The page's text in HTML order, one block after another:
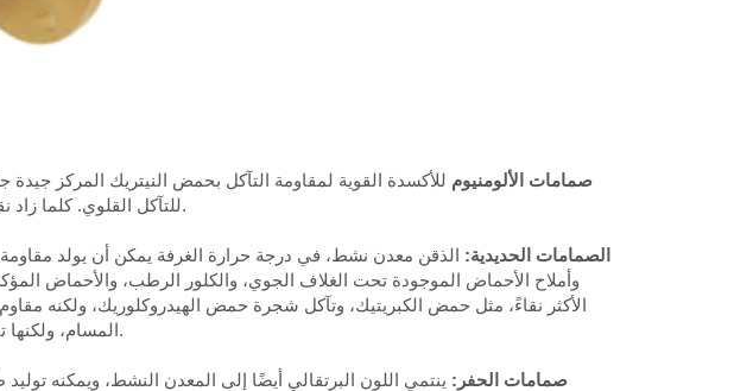
5، صمامات الألومنيوم للأكسدة القوية لمقاومة التآكل بحمض النيتريك المركز
للتآكل القلوي. كلما زاد نقاء الألومنيوم، كانت مقاومة التآكل أفضل، ولكن تقل قوته، ولا يمكن استخدامه إلا لبطانة الصمامات.
6- الصمامات الحديدية: الذقن معدن نشط، في درجة حرارة الغرفة يمكن أن يولد مقاومة
وأملاح الأحماض الموجودة تحت الغلاف الجوي، والكلور الرطب، والأحماض
الأكثر نقاءً، مثل حمض الكبريتيك، وتآكل شجرة حمض الهيدروكلوريك، ولكنه
المسام، ولكنها تنتج تآكلًا إجهاديًا في حمض النيتريك المدخن الأحمر، والماسك، وتسمم الميثيل، وغيرها من الوسائط.
7، صمامات الحفر: ينتمي اللون البرتقالي أيضًا إلى المعدن النشط، ويمكنه